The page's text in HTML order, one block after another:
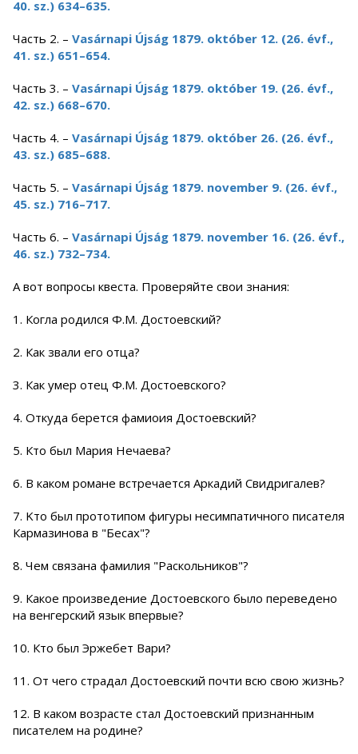
40. sz.) 634–635.
Часть 2. – Vasárnapi Újság 1879. október 12. (26. évf.,
41. sz.) 651–654.
Часть 3. – Vasárnapi Újság 1879. október 19. (26. évf.,
42. sz.) 668–670.
Часть 4. – Vasárnapi Újság 1879. október 26. (26. évf.,
43. sz.) 685–688.
Часть 5. – Vasárnapi Újság 1879. november 9. (26. évf.,
45. sz.) 716–717.
Часть 6. – Vasárnapi Újság 1879. november 16. (26. évf.,
46. sz.) 732–734.
А вот вопросы квеста. Проверяйте свои знания:
1. Когла родился Ф.М. Достоевский?
2. Как звали его отца?
3. Как умер отец Ф.М. Достоевского?
4. Откуда берется фамиоия Достоевский?
5. Кто был Мария Нечаева?
6. В каком романе встречается Аркадий Свидригалев?
7. Kто был прототипом фигуры несимпатичного писателя
Кармазинова в "Бесах"?
8. Чем связана фамилия "Раскольников"?
9. Какое произведение Достоевского было переведено
на венгерский язык впервые?
10. Кто был Эржебет Вари?
11. От чего страдал Достоевский почти всю свою жизнь?
12. В каком возрасте стал Достоевский признанным
писателем на родине?